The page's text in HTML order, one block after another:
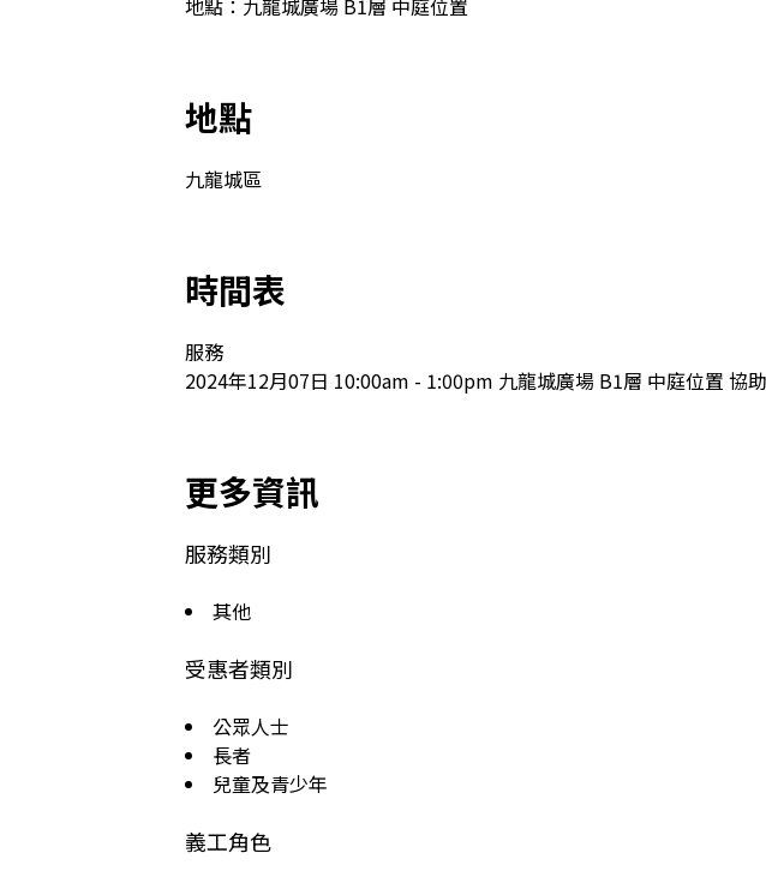
地點：九龍城廣場 B1層 中庭位置
地點
九龍城區
時間表
服務
2024年12月07日 10:00am - 1:00pm 九龍城廣場 B1層 中庭位置 協
更多資訊
服務類別
其他
受惠者類別
公眾人士
長者
兒童及青少年
義工角色